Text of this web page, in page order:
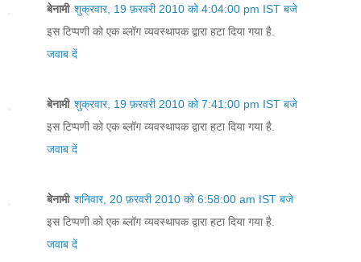
बेनामी शुक्रवार, 19 फ़रवरी 2010 को 4:04:00 pm IST बजे
इस टिप्पणी को एक ब्लॉग व्यवस्थापक द्वारा हटा दिया गया है.
जवाब दें
बेनामी शुक्रवार, 19 फ़रवरी 2010 को 7:41:00 pm IST बजे
इस टिप्पणी को एक ब्लॉग व्यवस्थापक द्वारा हटा दिया गया है.
जवाब दें
बेनामी शनिवार, 20 फ़रवरी 2010 को 6:58:00 am IST बजे
इस टिप्पणी को एक ब्लॉग व्यवस्थापक द्वारा हटा दिया गया है.
जवाब दें